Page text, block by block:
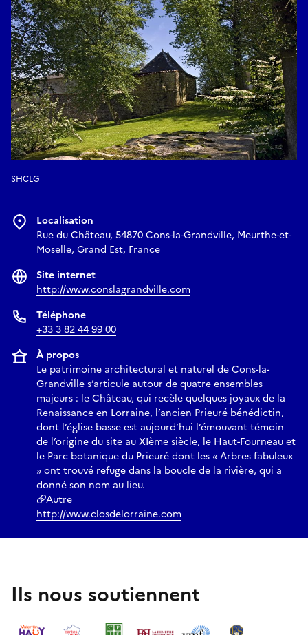
SHCLG
Localisation
Rue du Château, 54870 Cons-la-Grandville, Meurthe-et-
Moselle, Grand Est, France
Site internet
http://www.conslagrandville.com
Téléphone
+33 3 82 44 99 00
À propos
Le patrimoine architectural et naturel de Cons-la-
Grandville s’articule autour de quatre ensembles
majeurs : le Château, qui recèle quelques joyaux de la
Renaissance en Lorraine, l’ancien Prieuré bénédictin,
dont l’église basse est aujourd’hui l’émouvant témoin
de l’origine du site au XIème siècle, le Haut-Fourneau et
le Parc botanique du Prieuré dont les « Arbres fabuleux
» ont trouvé refuge dans la boucle de la rivière, qui a
donné son nom au lieu.
Autre
http://www.closdelorraine.com
Ils nous soutiennent